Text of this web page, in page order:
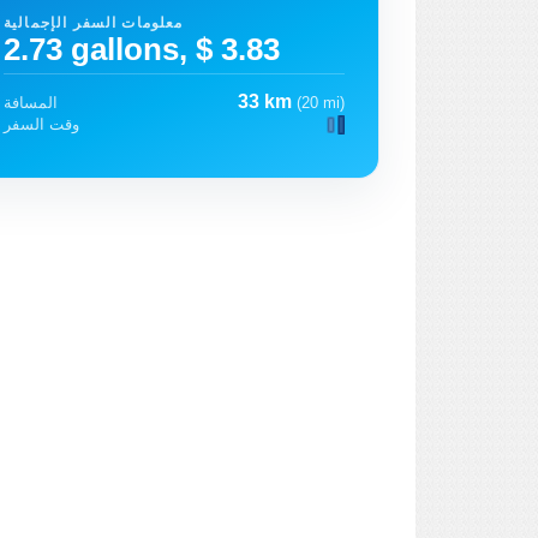
معلومات السفر الإجمالية
2.73 gallons, $ 3.83
المسافة 33 km (20 mi)
وقت السفر